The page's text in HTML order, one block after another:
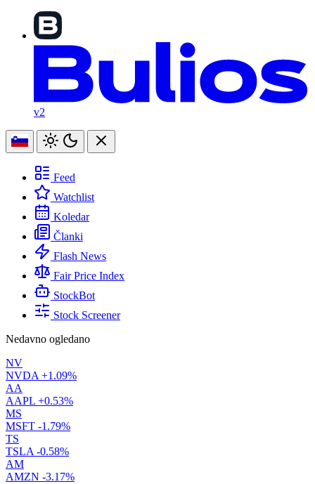
v2
Feed
Watchlist
Koledar
Članki
Flash News
Fair Price Index
StockBot
Stock Screener
Nedavno ogledano
NV
NVDA +1.09%
AA
AAPL +0.53%
MS
MSFT -1.79%
TS
TSLA -0.58%
AM
AMZN -3.17%